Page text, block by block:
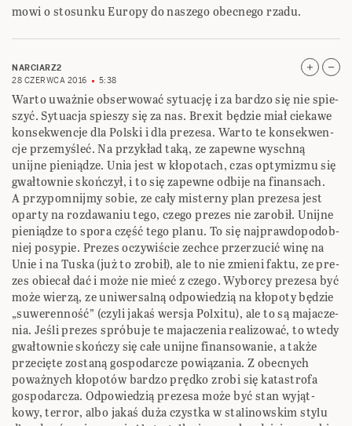
mowi o stosunku Europy do naszego obecnego rzadu.
NARCIARZ2
28 CZERWCA 2016
5:38
Warto uważ­nie obser­wo­wać sytu­ację i za bar­dzo się nie spie­
szyć. Sytu­acja spie­szy się za nas. Bre­xit będzie miał cie­kawe
kon­se­kwen­cje dla Pol­ski i dla pre­zesa. Warto te kon­se­kwen­
cje prze­my­śleć. Na przy­kład taką, ze zapewne wyschną
unijne pie­nią­dze. Unia jest w kło­po­tach, czas opty­mi­zmu się
gwał­tow­nie skoń­czył, i to się zapewne odbije na finansach.
A przy­po­mnijmy sobie, ze cały misterny plan pre­zesa jest
oparty na roz­da­wa­niu tego, czego pre­zes nie zaro­bił. Unijne
pie­nią­dze to spora część tego planu. To się naj­praw­do­po­dob­
niej posy­pie. Pre­zes oczy­wi­ście zechce prze­rzu­cić winę na
Unie i na Tuska (już to zro­bił), ale to nie zmieni faktu, ze pre­
zes obie­cał dać i może nie mieć z czego. Wyborcy pre­zesa być
może wie­rzą, ze uni­wer­salną odpo­wie­dzią na kło­poty będzie
„suwe­ren­ność” (czyli jakaś wer­sja Polxitu), ale to są maja­cze­
nia. Jeśli pre­zes spró­buje te maja­cze­nia reali­zo­wać, to wtedy
gwał­tow­nie skoń­czy się całe unijne finan­so­wa­nie, a także
prze­cięte zostaną gospo­dar­cze powią­za­nia. Z obec­nych
poważ­nych kło­po­tów bardzo prędko zrobi się kata­strofa
gospo­dar­cza. Odpo­wie­dzią pre­zesa może być stan wyjąt­
kowy, ter­ror, albo jakaś duża czystka w sta­li­now­skim stylu